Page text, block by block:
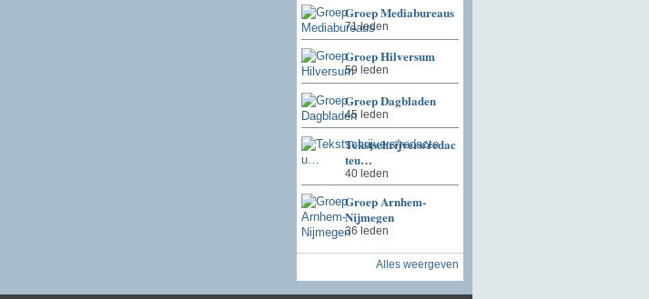
Groep Mediabureaus
71 leden
Groep Hilversum
59 leden
Groep Dagbladen
45 leden
Tekstschrijvers/redac
teu…
40 leden
Groep Arnhem-
Nijmegen
36 leden
Alles weergeven